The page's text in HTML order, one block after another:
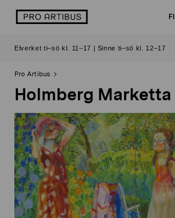
logo FI
Elverket ti–sö kl. 11–17 | Sinne ti–sö kl. 12–17
Pro Artibus
Holmberg Marketta